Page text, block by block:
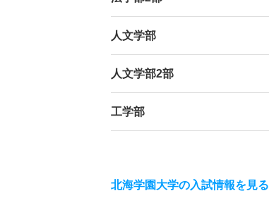
人文学部
人文学部2部
工学部
北海学園大学の入試情報を見る